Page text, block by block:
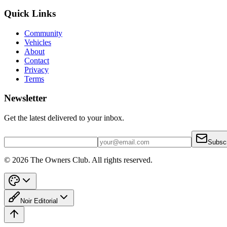
Quick Links
Community
Vehicles
About
Contact
Privacy
Terms
Newsletter
Get the latest delivered to your inbox.
© 2026 The Owners Club. All rights reserved.
Noir Editorial